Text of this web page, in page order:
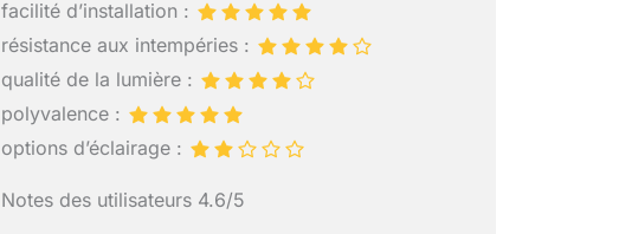
facilité d’installation :
résistance aux intempéries :
qualité de la lumière :
polyvalence :
options d’éclairage :
Notes des utilisateurs 4.6/5